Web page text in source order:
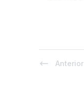
Anterior